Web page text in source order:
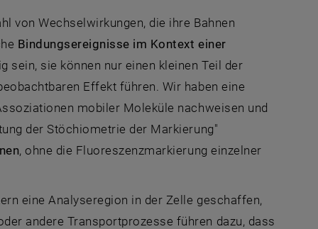
von Wechselwirkungen, die ihre Bahnen
Bindungsereignisse im Kontext einer
sein, sie können nur einen kleinen Teil der
Effekt führen. Wir haben eine
mobiler Moleküle nachweisen und
der Stöchiometrie der Markierung"
, ohne die Fluoreszenzmarkierung einzelner
eine Analyseregion in der Zelle geschaffen,
andere Transportprozesse führen dazu, dass